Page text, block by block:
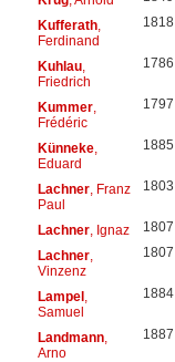
Kufferath,
Ferdinand
1818
Kuhlau,
Friedrich
1786
Kummer,
Frédéric
1797
Künneke,
Eduard
1885
Lachner, Franz
Paul
1803
Lachner, Ignaz 1807
Lachner,
Vinzenz
1807
Lampel,
Samuel
1884
Landmann,
Arno
1887